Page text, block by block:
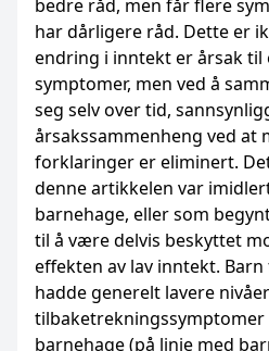
bedre råd, men får flere
har dårligere råd. Dette er
endring i inntekt er årsak til
symptomer, men ved å
seg selv over tid,
årsakssammenheng ved at
forklaringer er eliminert.
denne artikkelen var
barnehage, eller som
til å være delvis beskyttet
effekten av lav inntekt.
hadde generelt lavere
tilbaketrekningssymptomer
barnehage (på linje med